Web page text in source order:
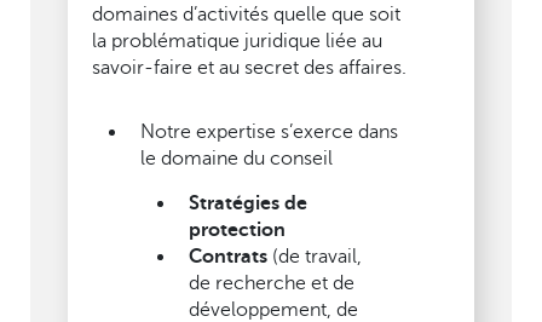
domaines d’activités quelle que soit
la problématique juridique liée au
savoir-faire et au secret des affaires.
Notre expertise s’exerce dans
le domaine du conseil
Stratégies de
protection
Contrats(de travail,
de recherche et de
développement, de